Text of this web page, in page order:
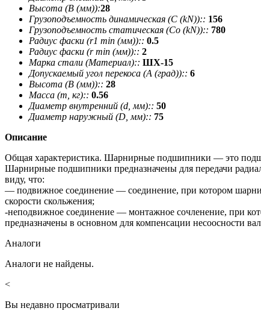
Высота (В (мм)):28
Грузоподъемность динамическая (C (kN)):: 156
Грузоподъемность статическая (Co (kN)):: 780
Радиус фаски (r1 min (мм)):: 0.5
Радиус фаски (r min (мм)):: 2
Марка стали (Материал):: ШХ-15
Допускаемый угол перекоса (A (град)):: 6
Высота (В (мм)):: 28
Масса (m, кг):: 0.56
Диаметр внутренний (d, мм):: 50
Диаметр наружный (D, мм):: 75
Описание
Общая характеристика. Шарнирные подшипники — это
Шарнирные подшипники предназначены для передачи
виду, что:
— подвижное соединение — соединение, при котором
скорости скольжения;
-неподвижное соединение — монтажное сочленение, при
предназначены в основном для компенсации несоосности
Аналоги
Аналоги не найдены.
<
Вы недавно просматривали